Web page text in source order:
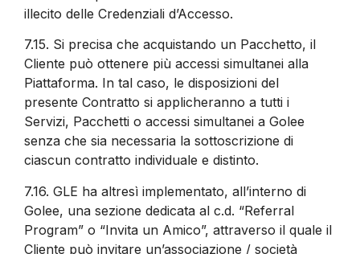
illecito delle Credenziali d’Accesso.
7.15. Si precisa che acquistando un Pacchetto, il
Cliente può ottenere più accessi simultanei alla
Piattaforma. In tal caso, le disposizioni del
presente Contratto si applicheranno a tutti i
Servizi, Pacchetti o accessi simultanei a Golee
senza che sia necessaria la sottoscrizione di
ciascun contratto individuale e distinto.
7.16. GLE ha altresì implementato, all’interno di
Golee, una sezione dedicata al c.d. “Referral
Program” o “Invita un Amico”, attraverso il quale il
Cliente può invitare un’associazione / società